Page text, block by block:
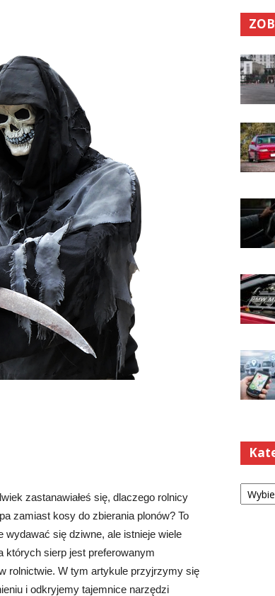
zastanawiałeś się, dlaczego rolnicy
zamiast kosy do zbierania plonów? To
wydawać się dziwne, ale istnieje wiele
których sierp jest preferowanym
rolnictwie. W tym artykule przyjrzymy się
i odkryjemy tajemnice narzędzi